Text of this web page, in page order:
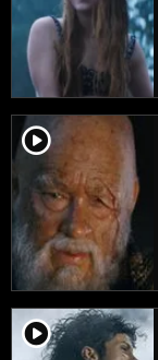
player2
player2